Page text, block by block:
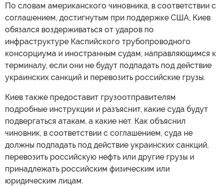
По словам американского чиновника, в соответствии с
соглашением, достигнутым при поддержке США, Киев
обязался воздерживаться от ударов по
инфраструктуре Каспийского трубопроводного
консорциума и иностранным судам, направляющимся к
терминалу, если они не будут подпадать под действие
украинских санкций и перевозить российские грузы.
Киев также предоставит грузоотправителям
подробные инструкции и разъяснит, какие суда будут
подвергаться атакам, а какие нет. Как объяснил
чиновник, в соответствии с соглашением, суда не
должны подпадать под действие украинских санкций,
перевозить российскую нефть или другие грузы и
принадлежать российским физическим или
юридическим лицам.